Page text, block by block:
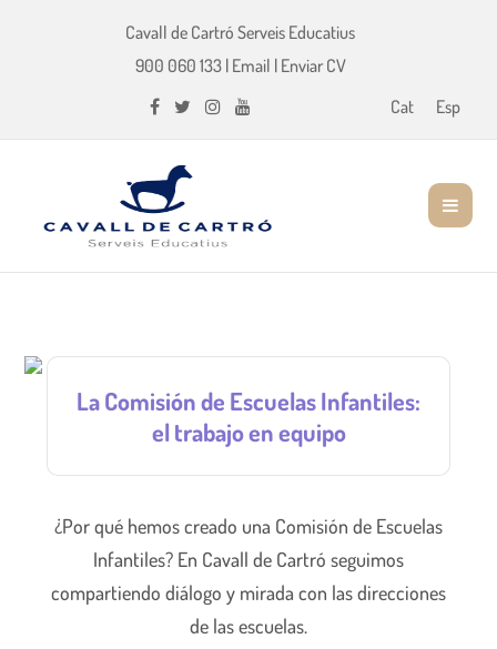
Cavall de Cartró Serveis Educatius
900 060 133| Email | Enviar CV
Cat
Esp
La Comisión de Escuelas Infantiles:
el trabajo en equipo
¿Por qué hemos creado una Comisión de Escuelas
Infantiles? En Cavall de Cartró seguimos
compartiendo diálogo y mirada con las direcciones
de las escuelas.